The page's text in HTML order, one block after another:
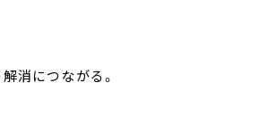
消につながる。